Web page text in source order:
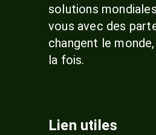
solutions
vous avec des
changent le
la fois.
Lien utiles